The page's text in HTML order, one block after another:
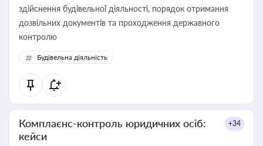
здійснення будівельної діяльності, порядок отримання
дозвільних документів та проходження державного
контролю
Будівельна діяльність
Комплаєнс-контроль юридичних осіб:
кейси
+34